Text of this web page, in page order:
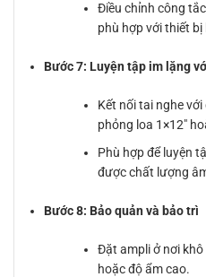
Điều chỉnh công
phù hợp với thiết bị
Bước 7: Luyện tập im lặng
Kết nối tai nghe
phỏng loa 1×12″
Phù hợp để luyện
được chất lượng
Bước 8: Bảo quản và bảo trì
Đặt ampli ở nơi
hoặc độ ẩm cao.